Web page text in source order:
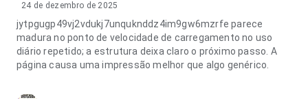
24 de dezembro de 2025
jytpgugp49vj2vdukj7unquknddz4im9gw6mzrfe parece
madura no ponto de velocidade de carregamento no uso
diário repetido; a estrutura deixa claro o próximo passo. A
página causa uma impressão melhor que algo genérico.